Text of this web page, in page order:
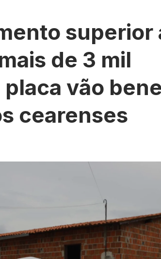
superior
de 3 mil
vão
cearenses